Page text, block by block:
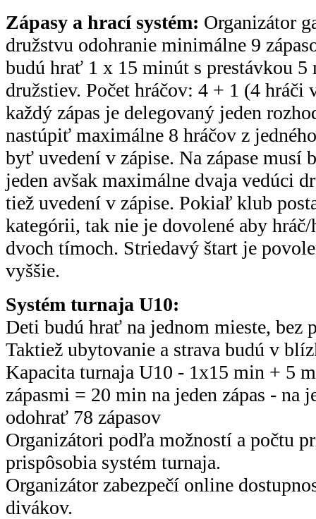
Zápasy a hrací systém: Organizátor
družstvu odohranie minimálne 9
budú hrať 1 x 15 minút s prestávkou 5
družstiev. Počet hráčov: 4 + 1 (4 hráči
každý zápas je delegovaný jeden
nastúpiť maximálne 8 hráčov z
byť uvedení v zápise. Na zápase
jeden avšak maximálne dvaja vedúci
tiež uvedení v zápise. Pokiaľ klub
kategórii, tak nie je dovolené aby hráč/
dvoch tímoch. Striedavý štart je
vyššie.
Systém turnaja U10:
Deti budú hrať na jednom mieste, bez
Taktiež ubytovanie a strava budú v
Kapacita turnaja U10 - 1x15 min + 5
zápasmi = 20 min na jeden zápas - na
odohrať 78 zápasov
Organizátori podľa možností a počtu
prispôsobia systém turnaja.
Organizátor zabezpečí online
divákov.